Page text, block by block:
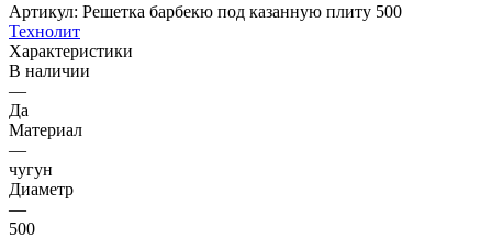
Артикул: Решетка барбекю под казанную плиту 500
Технолит
Характеристики
В наличии
—
Да
Материал
—
чугун
Диаметр
—
500